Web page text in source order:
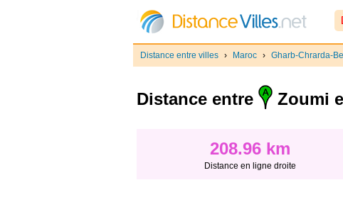
Distance entre villes › Maroc › Gharb-Chrarda-
Distance entre Zoumi
208.96 km
Distance en ligne droite